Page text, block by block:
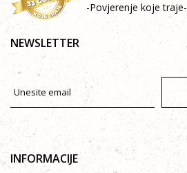
-Povjerenje koje traje-
NEWSLETTER
INFORMACIJE